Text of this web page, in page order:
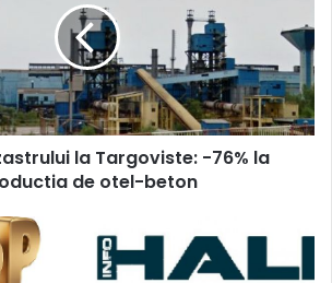
la Targoviste: -76% la
de otel-beton